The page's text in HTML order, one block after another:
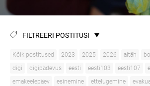
FILTREERI POSTITUSI
Kõik postitused 2023 2025 2026 aitäh
digi
digipädevus eesti eesti103 eesti107
emakeelepäev
esinemine ettelugemine